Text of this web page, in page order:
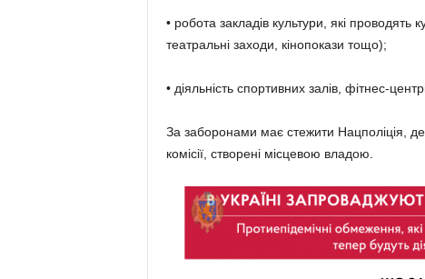
• робота закладів культури, які проводять
театральні заходи, кінопокази тощо);
• діяльність спортивних залів, фітнес-
За заборонами має стежити Нацполіція,
комісії, створені місцевою владою.